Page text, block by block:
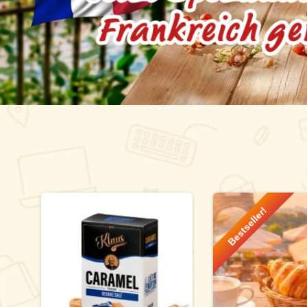
Produktgalerie überspringen
Bestseller!